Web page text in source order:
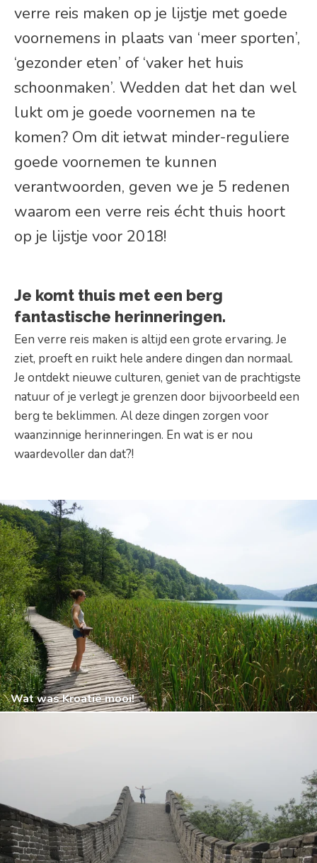
verre reis maken op je lijstje met goede
voornemens in plaats van ‘meer sporten’,
‘gezonder eten’ of ‘vaker het huis
schoonmaken’. Wedden dat het dan wel
lukt om je goede voornemen na te
komen? Om dit ietwat minder-reguliere
goede voornemen te kunnen
verantwoorden, geven we je 5 redenen
waarom een verre reis écht thuis hoort
op je lijstje voor 2018!
Je komt thuis met een berg
fantastische herinneringen.
Een verre reis maken is altijd een grote ervaring. Je
ziet, proeft en ruikt hele andere dingen dan normaal.
Je ontdekt nieuwe culturen, geniet van de prachtigste
natuur of je verlegt je grenzen door bijvoorbeeld een
berg te beklimmen. Al deze dingen zorgen voor
waanzinnige herinneringen. En wat is er nou
waardevoller dan dat?!
Wat was Kroatië mooi!